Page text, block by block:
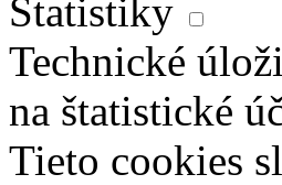
Štatistiky
Technické
na štatistické
Tieto cookies